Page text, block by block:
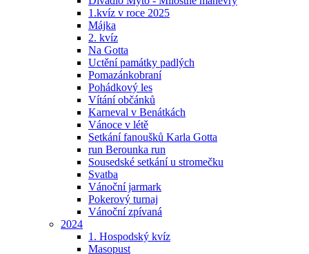
1.kvíz v roce 2025
Májka
2. kvíz
Na Gotta
Uctění památky padlých
Pomazánkobraní
Pohádkový les
Vítání občánků
Karneval v Benátkách
Vánoce v létě
Setkání fanoušků Karla Gotta
run Berounka run
Sousedské setkání u stromečku
Svatba
Vánoční jarmark
Pokerový turnaj
Vánoční zpívaná
2024
1. Hospodský kvíz
Masopust